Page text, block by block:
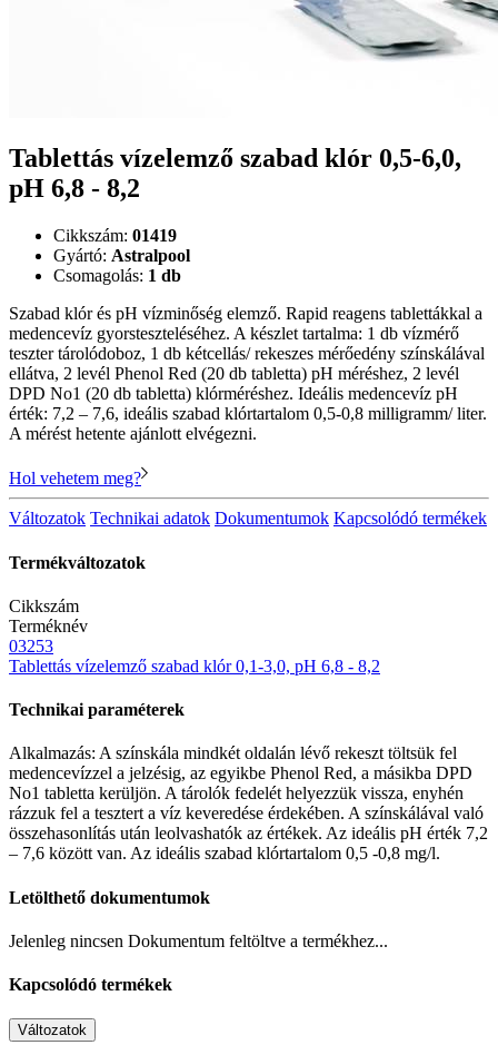
Tablettás vízelemző szabad klór 0,5-6,0,
pH 6,8 - 8,2
Cikkszám: 01419
Gyártó: Astralpool
Csomagolás: 1 db
Szabad klór és pH vízminőség elemző. Rapid reagens tablettákkal a
medencevíz gyorsteszteléséhez. A készlet tartalma: 1 db vízmérő
teszter tárolódoboz, 1 db kétcellás/ rekeszes mérőedény színskálával
ellátva, 2 levél Phenol Red (20 db tabletta) pH méréshez, 2 levél
DPD No1 (20 db tabletta) klórméréshez. Ideális medencevíz pH
érték: 7,2 – 7,6, ideális szabad klórtartalom 0,5-0,8 milligramm/ liter.
A mérést hetente ajánlott elvégezni.
Hol vehetem meg?
Változatok Technikai adatok Dokumentumok Kapcsolódó termékek
Termékváltozatok
Cikkszám
Terméknév
03253
Tablettás vízelemző szabad klór 0,1-3,0, pH 6,8 - 8,2
Technikai paraméterek
Alkalmazás: A színskála mindkét oldalán lévő rekeszt töltsük fel
medencevízzel a jelzésig, az egyikbe Phenol Red, a másikba DPD
No1 tabletta kerüljön. A tárolók fedelét helyezzük vissza, enyhén
rázzuk fel a tesztert a víz keveredése érdekében. A színskálával való
összehasonlítás után leolvashatók az értékek. Az ideális pH érték 7,2
– 7,6 között van. Az ideális szabad klórtartalom 0,5 -0,8 mg/l.
Letölthető dokumentumok
Jelenleg nincsen Dokumentum feltöltve a termékhez...
Kapcsolódó termékek
Változatok